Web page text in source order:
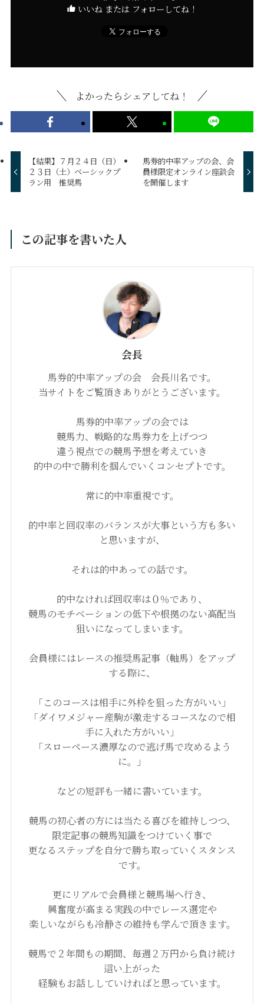
いいね または フォローしてね！
よかったらシェアしてね！
【結果】７月２４日（日）
２３日（土）ベーシックプ
ラン用 推奨馬
馬券的中率アップの会、会
員様限定オンライン座談会
を開催します
この記事を書いた人
会長
馬券的中率アップの会 会長川名です。
当サイトをご覧頂きありがとうございます。
馬券的中率アップの会では
競馬力、戦略的な馬券力を上げつつ
違う視点での競馬予想を考えていき
的中の中で勝利を掴んでいくコンセプトです。
常に的中率重視です。
的中率と回収率のバランスが大事という方も多い
と思いますが、
それは的中あっての話です。
的中なければ回収率は０％であり、
競馬のモチベーションの低下や根拠のない高配当
狙いになってしまいます。
会員様にはレースの推奨馬記事（軸馬）をアップ
する際に、
「このコースは相手に外枠を狙った方がいい」
「ダイワメジャー産駒が激走するコースなので相
手に入れた方がいい」
「スローペース濃厚なので逃げ馬で攻めるよう
に。」
などの短評も一緒に書いています。
競馬の初心者の方には当たる喜びを維持しつつ、
限定記事の競馬知識をつけていく事で
更なるステップを自分で勝ち取っていくスタンス
です。
更にリアルで会員様と競馬場へ行き、
興奮度が高まる実践の中でレース選定や
楽しいながらも冷静さの維持も学んで頂きます。
競馬で２年間もの期間、毎週２万円から負け続け
這い上がった
経験もお話ししていければと思っています。